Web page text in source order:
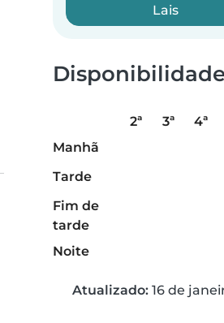
Lais
2ª 3ª 4ª
Manhã
Tarde
Fim de
tarde
Noite
Atualizado: 16 de